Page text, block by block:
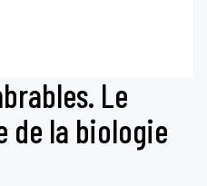
Le
de la biologie